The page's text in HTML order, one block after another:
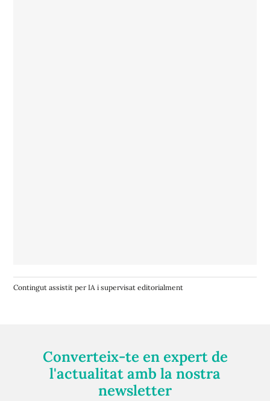
Contingut assistit per IA i supervisat editorialment
Converteix-te en expert de
l'actualitat amb la nostra
newsletter